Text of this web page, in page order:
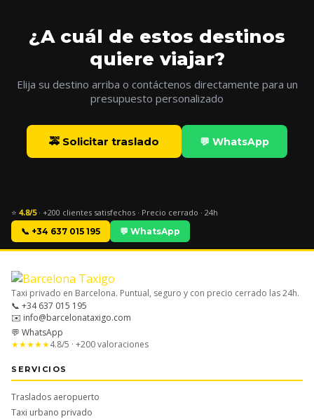
¿A cuál de estos destinos
quiere viajar?
Elija su destino arriba o contáctenos directamente para un
presupuesto personalizado
🚕 Solicitar traslado 💬 WhatsApp
⭐ 4.8/5· +200 clientes satisfechos · Precio cerrado · 24h
📞 +34 637 015 195
💬 WhatsApp
Taxi privado en Barcelona. Puntual, seguro y con precio cerrado las 24h.
📞 +34 637 015 195
✉️ info@barcelonataxigo.com
💬 WhatsApp
★★★★★4.8/5 · +200 valoraciones
SERVICIOS
Traslados aeropuerto
Taxi urbano privado